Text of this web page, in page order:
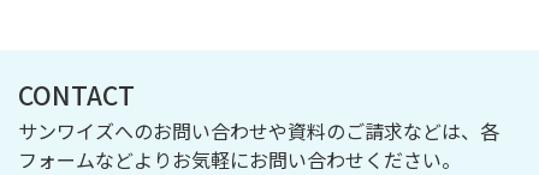
CONTACT
サンワイズへのお問い合わせや資料のご請求などは、各
フォームなどよりお気軽にお問い合わせください。